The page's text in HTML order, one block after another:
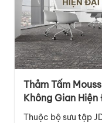
Thảm Tấm
Không Gian
Nghiệp
Thuộc bộ sưu tập